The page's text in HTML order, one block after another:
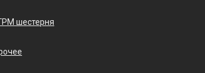
шестерня